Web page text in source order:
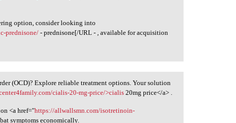
option, consider looking into
prednisone/ - prednisone[/URL - , available for acquisition
(OCD)? Explore reliable treatment options. Your solution
cialis-20-mg-price/>cialis 20mg price</a> .
<a href="https://allwallsmn.com/isotretinoin-
symptoms economically.